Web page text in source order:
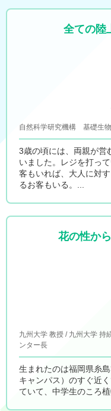
全ての陸
自然科学研究機構 基礎生
3歳の頃には、両親が営
いました。レジを打っ
客もいれば、大人に対
るお客もいる。...
花の性か
九州大学 教授 / 九州大学 持
ンター長
生まれたのは福岡県糸
キャンパス）のすぐ近
ていて、中学生のころ